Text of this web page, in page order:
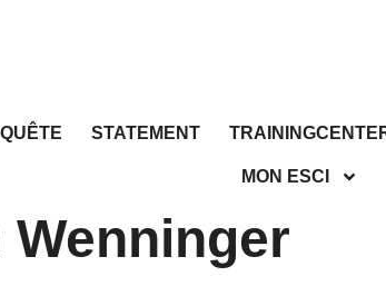
STATEMENT
MON ESCI